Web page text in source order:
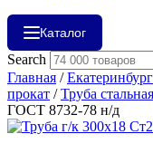
Каталог
Search
Главная /Екатеринбург
прокат /Труба
ГОСТ 8732-78 н/д